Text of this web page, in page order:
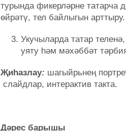
турында фикерләрне татарча
өйрәтү, тел байлыгын арттыру.
Укучыларда татар
уяту һәм мәхәббәт
Җиhазлау: шагыйрьнең
слайдлар, интерактив такта.
Дәрес барышы